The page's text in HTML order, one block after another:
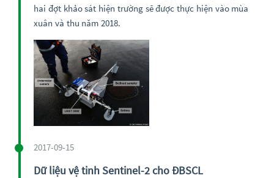
hai đợt khảo sát hiện trường sẽ được thực hiện vào mùa
xuân và thu năm 2018.
2017-09-15
Dữ liệu vệ tinh Sentinel-2 cho ĐBSCL